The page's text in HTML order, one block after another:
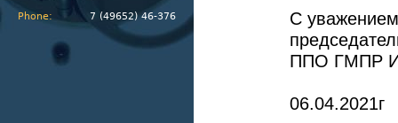
Phone:
7 (49652) 46-376
С
ППО ГМПР
06.04.2021г